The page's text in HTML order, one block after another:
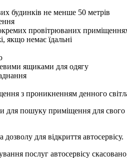
будинків не менше 50 метрів
провітрюваних
якщо немає їдальні
ящиками для одягу
з проникненням денного
для пошуку приміщення для свого
для відкриття автосервісу.
послуг автосервісу